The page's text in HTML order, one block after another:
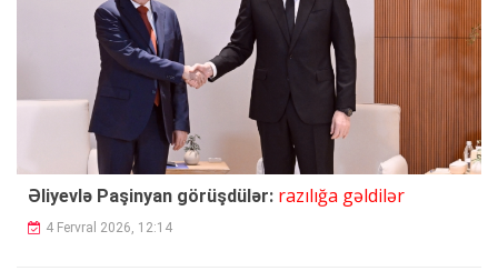
Əliyevlə Paşinyan görüşdülər: razılığa gəldilər
4 Fervral 2026, 12:14